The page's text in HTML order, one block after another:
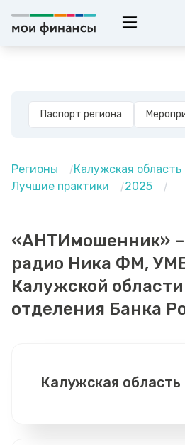
Паспорт региона
Регионы
Калужская область
Лучшие практики
2025
«АНТИмошенник» –
радио Ника ФМ,
Калужской
отделения Банка
Калужская область